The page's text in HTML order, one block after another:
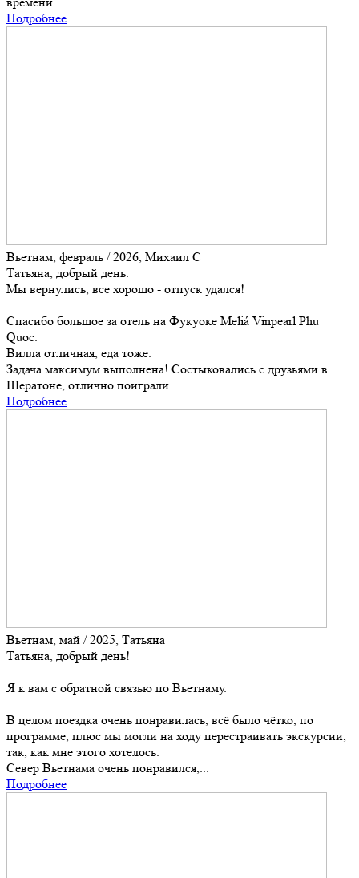
Подробнее
Вьетнам, февраль / 2026, Михаил С
Татьяна, добрый день.
Мы вернулись, все хорошо - отпуск удался!
Спасибо большое за отель на Фукуоке Meliá Vinpearl Phu
Quoc.
Вилла отличная, еда тоже.
Задача максимум выполнена! Состыковались с друзьями в
Шератоне, отлично поиграли...
Подробнее
Вьетнам, май / 2025, Татьяна
Татьяна, добрый день!
Я к вам с обратной связью по Вьетнаму.
В целом поездка очень понравилась, всё было чётко, по
программе, плюс мы могли на ходу перестраивать экскурсии,
так, как мне этого хотелось.
Север Вьетнама очень понравился,...
Подробнее